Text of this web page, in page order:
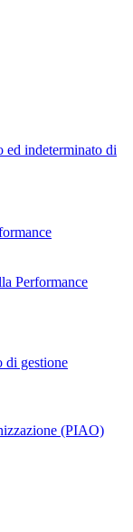
ed indeterminato di
Performance
di gestione
(PIAO)